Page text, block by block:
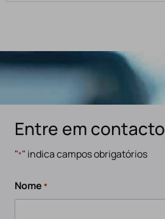
Entre em contacto
"*" indica campos obrigatórios
Nome *